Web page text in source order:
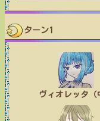
ターン1
ヴィオレッタ（